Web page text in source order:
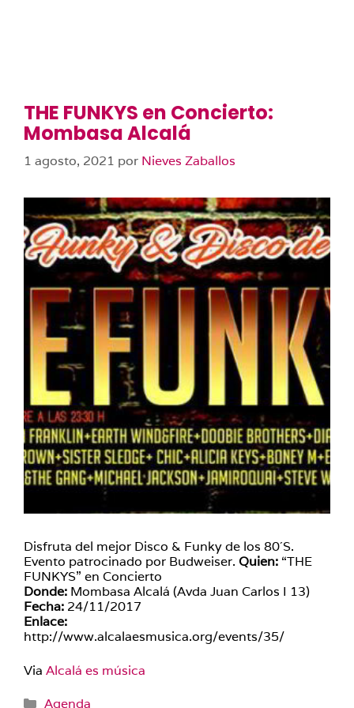
THE FUNKYS en Concierto:
Mombasa Alcalá
1 agosto, 2021 por Nieves Zaballos
Disfruta del mejor Disco & Funky de los 80´S.
Evento patrocinado por Budweiser. Quien: “THE
FUNKYS” en Concierto
Donde: Mombasa Alcalá (Avda Juan Carlos I 13)
Fecha: 24/11/2017
Enlace:
http://www.alcalaesmusica.org/events/35/
Via Alcalá es música
Categorías
Agenda